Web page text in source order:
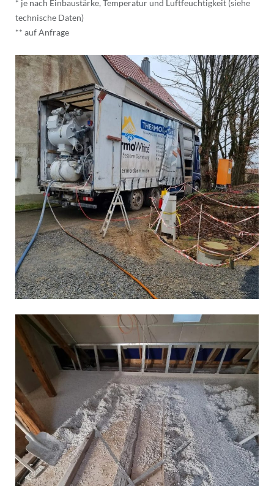
* je nach Einbaustärke, Temperatur und Luftfeuchtigkeit (siehe
technische Daten)
** auf Anfrage